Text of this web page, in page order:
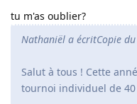
tu m'as oublier?
Nathaniël a écritCopie
Salut à tous ! Cette
tournoi individuel de